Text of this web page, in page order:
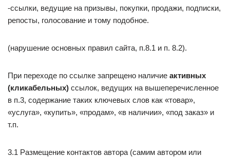
-ссылки, ведущие на призывы, покупки, продажи, подписки,
репосты, голосование и тому подобное.
(нарушение основных правил сайта, п.8.1 и п. 8.2).
При переходе по ссылке запрещено наличие активных
(кликабельных) ссылок, ведущих на вышеперечисленное
в п.3, содержание таких ключевых слов как «товар»,
«услуга», «купить», «продам», «в наличии», «под заказ» и
т.п.
3.1 Размещение контактов автора (самим автором или